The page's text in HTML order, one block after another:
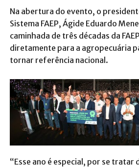
Na abertura do evento, o
Sistema FAEP, Ágide Eduardo
caminhada de três décadas da
diretamente para a agropecuária
tornar referência nacional.
“Esse ano é especial, por se tratar